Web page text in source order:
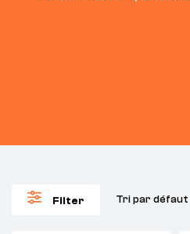
Filter Tri par défaut